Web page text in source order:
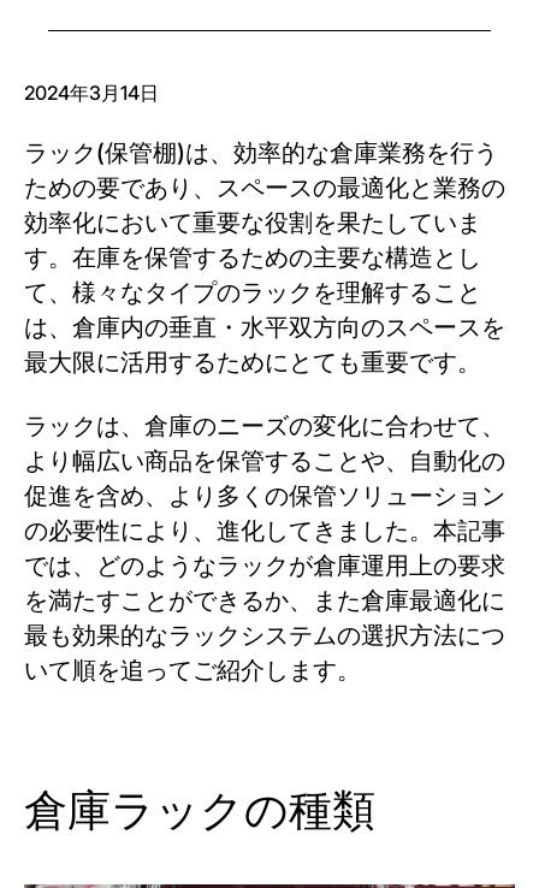
2024年3月14日
ラック(保管棚)は、効率的な倉庫業務を行う
ための要であり、スペースの最適化と業務の
効率化において重要な役割を果たしていま
す。在庫を保管するための主要な構造とし
て、様々なタイプのラックを理解すること
は、倉庫内の垂直・水平双方向のスペースを
最大限に活用するためにとても重要です。
ラックは、倉庫のニーズの変化に合わせて、
より幅広い商品を保管することや、自動化の
促進を含め、より多くの保管ソリューション
の必要性により、進化してきました。本記事
では、どのようなラックが倉庫運用上の要求
を満たすことができるか、また倉庫最適化に
最も効果的なラックシステムの選択方法につ
いて順を追ってご紹介します。
倉庫ラックの種類